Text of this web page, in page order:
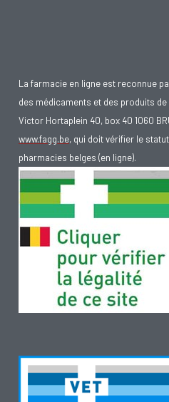
La farmacie en ligne est reconnue
des médicaments et des produits de
Victor Hortaplein 40, box 40 1060
www.fagg.be, qui doit vérifier le
pharmacies belges (en ligne).